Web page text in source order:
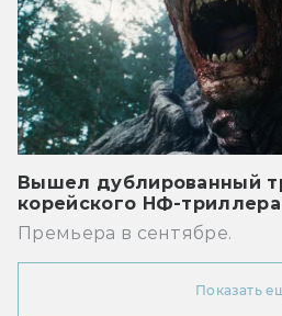
Вышел дублированный
корейского НФ-
Премьера в сентябре.
Показать